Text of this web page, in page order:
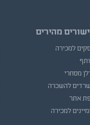
מהירים
למכירה
מסחרי
להשכרה
אתר
למכירה